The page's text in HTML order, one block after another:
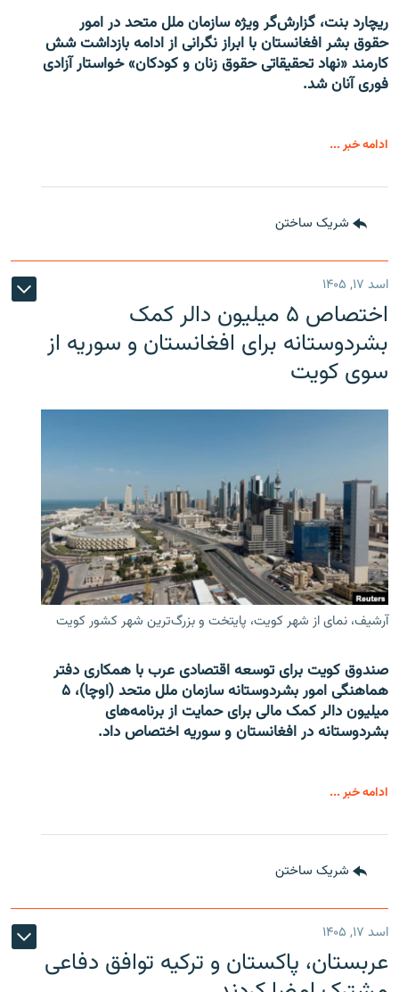
ریچارد بنت، گزارش‌گر ویژه سازمان ملل متحد در امور
حقوق بشر افغانستان با ابراز نگرانی از ادامه بازداشت شش
کارمند «نهاد تحقیقاتی حقوق زنان و کودکان» خواستار آزادی
فوری آنان شد.
ادامه خبر ...
شریک ساختن
اسد ۱۷, ۱۴۰۵
اختصاص ۵ میلیون دالر کمک
بشردوستانه برای افغانستان و سوریه از
سوی کویت
آرشیف، نمای از شهر کویت، پایتخت و بزرگ‌ترین شهر کشور کویت
صندوق کویت برای توسعه اقتصادی عرب با همکاری دفتر
هماهنگی امور بشردوستانه سازمان ملل متحد (اوچا)، ۵
میلیون دالر کمک مالی برای حمایت از برنامه‌های
بشردوستانه در افغانستان و سوریه اختصاص داد.
ادامه خبر ...
شریک ساختن
اسد ۱۷, ۱۴۰۵
عربستان، پاکستان و ترکیه توافق دفاعی